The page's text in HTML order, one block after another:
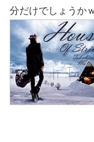
分だけでしょうかｗ